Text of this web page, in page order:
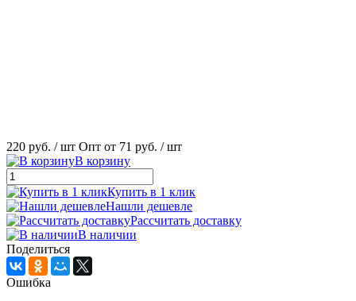
220 руб. / шт Опт от 71 руб. / шт
В корзину
Купить в 1 клик
Нашли дешевле
Рассчитать доставку
В наличии
Поделиться
Ошибка